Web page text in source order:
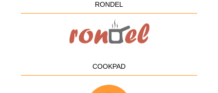
RONDEL
COOKPAD